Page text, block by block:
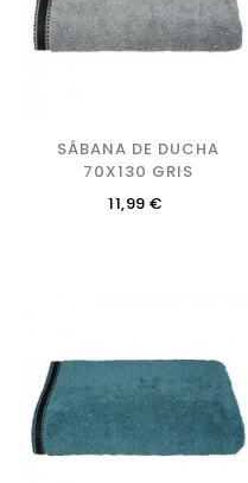
SÁBANA DE DUCHA
70X130 GRIS
Precio
11,99 €